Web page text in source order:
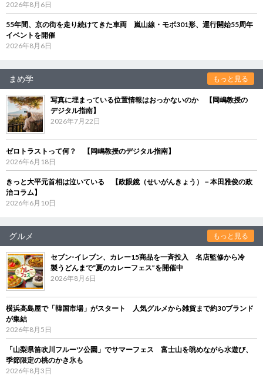
2026年8月6日
55年間、京の街を走り続けてきた車両 嵐山線・モボ301形、運行開始55周年
イベントを開催
2026年8月6日
まめ学 もっと見る
写真に埋まっている位置情報はおっかないのか 【岡嶋教授の
デジタル指南】
2026年7月22日
ゼロトラストって何？ 【岡嶋教授のデジタル指南】
2026年6月18日
きっと大平元首相は泣いている 【政眼鏡（せいがんきょう）－本田雅俊の政
治コラム】
2026年6月10日
グルメ もっと見る
セブン‐イレブン、カレー15商品を一斉投入 名店監修から冷
製うどんまで“夏のカレーフェス”を開催中
2026年8月6日
横浜高島屋で「韓国市場」がスタート 人気グルメから雑貨まで約30ブランド
が集結
2026年8月5日
「山梨県笛吹川フルーツ公園」でサマーフェス 富士山を眺めながら水遊び、
季節限定の桃のかき氷も
2026年8月3日